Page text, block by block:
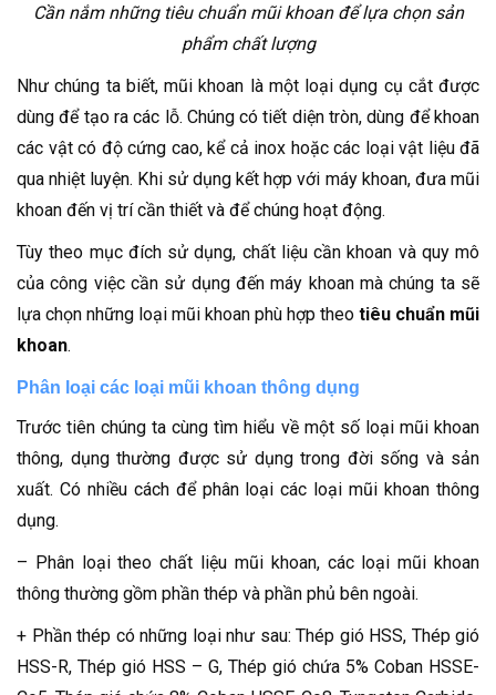
Cần nắm những tiêu chuẩn mũi khoan để lựa chọn sản
phẩm chất lượng
Như chúng ta biết, mũi khoan là một loại dụng cụ cắt được
dùng để tạo ra các lỗ. Chúng có tiết diện tròn, dùng để khoan
các vật có độ cứng cao, kể cả inox hoặc các loại vật liệu đã
qua nhiệt luyện. Khi sử dụng kết hợp với máy khoan, đưa mũi
khoan đến vị trí cần thiết và để chúng hoạt động.
Tùy theo mục đích sử dụng, chất liệu cần khoan và quy mô
của công việc cần sử dụng đến máy khoan mà chúng ta sẽ
lựa chọn những loại mũi khoan phù hợp theo tiêu chuẩn mũi
khoan.
Phân loại các loại mũi khoan thông dụng
Trước tiên chúng ta cùng tìm hiểu về một số loại mũi khoan
thông, dụng thường được sử dụng trong đời sống và sản
xuất. Có nhiều cách để phân loại các loại mũi khoan thông
dụng.
– Phân loại theo chất liệu mũi khoan, các loại mũi khoan
thông thường gồm phần thép và phần phủ bên ngoài.
+ Phần thép có những loại như sau: Thép gió HSS, Thép gió
HSS-R, Thép gió HSS – G, Thép gió chứa 5% Coban HSSE-